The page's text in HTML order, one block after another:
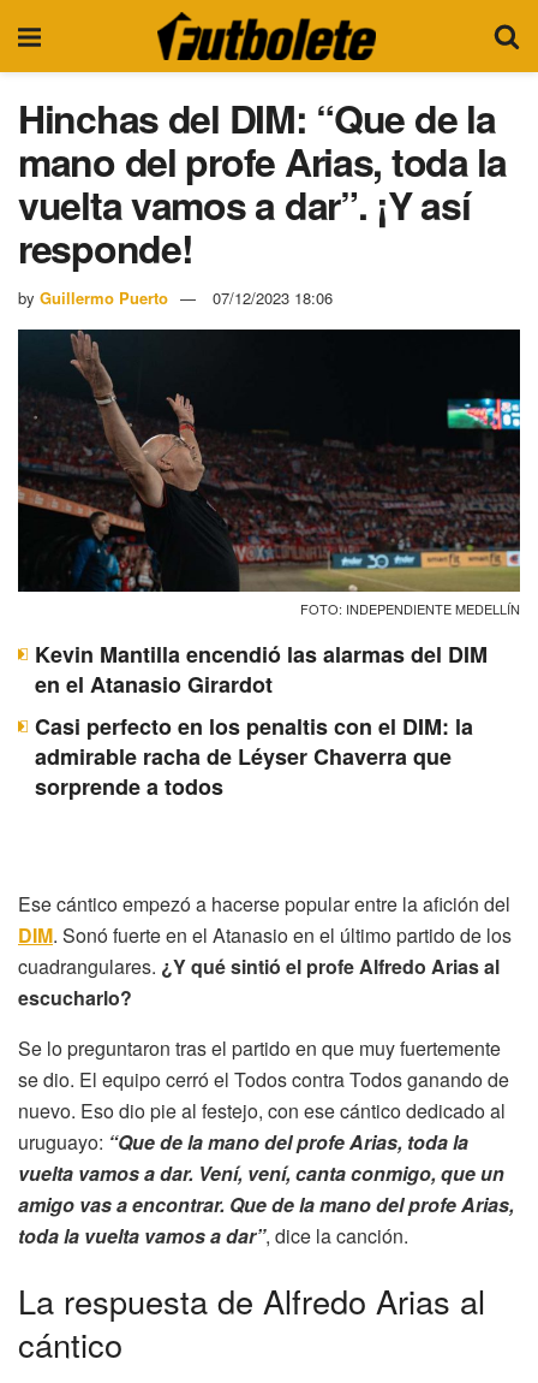
Hinchas del DIM: “Que de la
mano del profe Arias, toda la
vuelta vamos a dar”. ¡Y así
responde!
by Guillermo Puerto 07/12/2023 18:06
FOTO: INDEPENDIENTE MEDELLÍN
Kevin Mantilla encendió las alarmas del DIM
en el Atanasio Girardot
Casi perfecto en los penaltis con el DIM: la
admirable racha de Léyser Chaverra que
sorprende a todos
Ese cántico empezó a hacerse popular entre la afición del
DIM. Sonó fuerte en el Atanasio en el último partido de los
cuadrangulares. ¿Y qué sintió el profe Alfredo Arias al
escucharlo?
Se lo preguntaron tras el partido en que muy fuertemente
se dio. El equipo cerró el Todos contra Todos ganando de
nuevo. Eso dio pie al festejo, con ese cántico dedicado al
uruguayo: “Que de la mano del profe Arias, toda la
vuelta vamos a dar. Vení, vení, canta conmigo, que un
amigo vas a encontrar. Que de la mano del profe Arias,
toda la vuelta vamos a dar”, dice la canción.
La respuesta de Alfredo Arias al
cántico